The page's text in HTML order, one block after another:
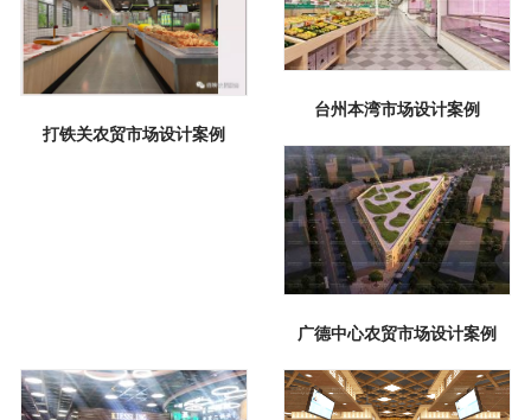
打铁关农贸市场设计案例
台州本湾市场设计案例
广德中心农贸市场设计案例